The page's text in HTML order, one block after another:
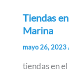
Tiendas
Marina
mayo 26, 2023
tiendas en